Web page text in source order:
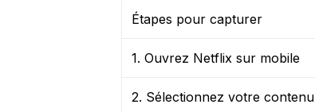
Étapes pour capturer
1. Ouvrez Netflix sur mobile
2. Sélectionnez votre contenu